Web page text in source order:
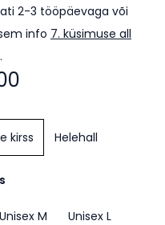
2-3 tööpäevaga või
info 7. küsimuse all
.
kirss Helehall
Unisex M Unisex L